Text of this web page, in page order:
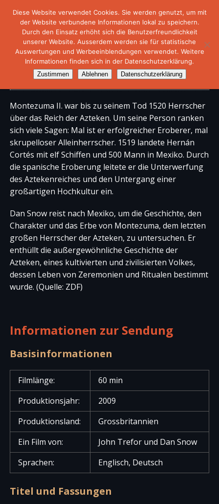
Doku – Montezuma
Montezuma II. war bis zu seinem Tod 1520 Herrscher
über das Reich der Azteken. Um seine Person ranken
sich viele Sagen: Mal ist er erfolgreicher Eroberer, mal
skrupelloser Alleinherrscher. 1519 landete Hernán
Cortés mit elf Schiffen und 500 Mann in Mexiko. Durch
die spanische Eroberung leitete er die Unterwerfung
des Aztekenreiches und den Untergang einer
großartigen Hochkultur ein.
Dan Snow reist nach Mexiko, um die Geschichte, den
Charakter und das Erbe von Montezuma, dem letzten
großen Herrscher der Azteken, zu untersuchen. Er
enthüllt die außergewöhnliche Geschichte der
Azteken, eines kultivierten und zivilisierten Volkes,
dessen Leben von Zeremonien und Ritualen bestimmt
wurde. (Quelle: ZDF)
Informationen zur Sendung
Basisinformationen
Filmlänge:
60 min
Produktionsjahr:
2009
Produktionsland:
Grossbritannien
Ein Film von:
John Trefor und Dan Snow
Sprachen:
Englisch, Deutsch
Titel und Fassungen
Diese Website verwendet Cookies. Sie werden genutzt, um mit
der Website verbundene Informationen lokal zu speichern.
Durch den Einsatz erhöht sich die Benutzerfreundlichkeit
unserer Website. Ausserdem werden sie für statistische
Auswertungen und Werbeeinblendungen verwendet. Weitere
Informationen finden sich in der Datenschutzerklärung.
Zustimmen Ablehnen Datenschutzerklärung